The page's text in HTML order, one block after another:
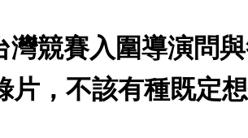
灣競賽入圍導演問
片，不該有種既定